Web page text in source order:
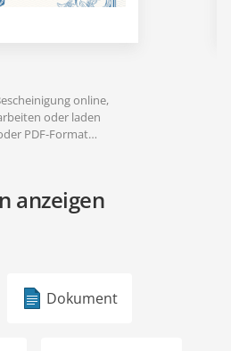
online,
oder laden
PDF-Format
anzeigen
Dokument